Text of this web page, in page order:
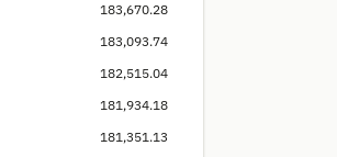
183,670.28
183,093.74
182,515.04
181,934.18
181,351.13